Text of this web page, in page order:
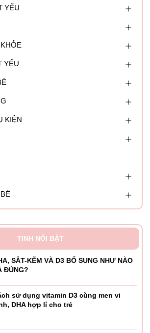
YẾU
YẾU
KIỆN
TINH NỔI BẬT
SẮT-KẼM VÀ D3 BỔ SUNG NHƯ NÀO
ĐÚNG?
sử dụng vitamin D3 cùng men vi
DHA hợp lí cho trẻ